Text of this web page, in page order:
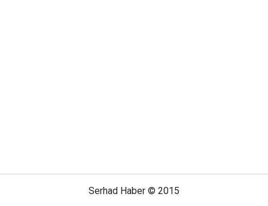
Serhad Haber © 2015